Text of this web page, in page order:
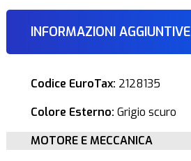
INFORMAZIONI AGGIUNTIVE
Codice EuroTax: 2128135
Colore Esterno: Grigio scuro
MOTORE E MECCANICA